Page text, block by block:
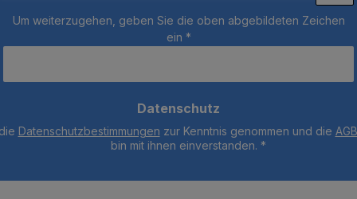
Um weiterzugehen, geben Sie die oben abgebildeten Zeichen
ein *
Datenschutz
Datenschutzbestimmungen zur Kenntnis genommen und die AGB
bin mit ihnen einverstanden. *